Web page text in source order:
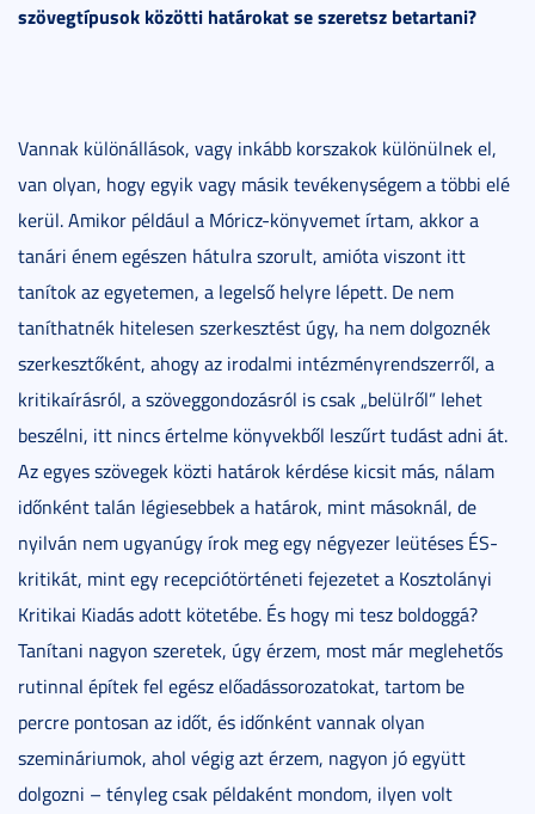
szövegtípusok közötti határokat se szeretsz betartani?
Vannak különállások, vagy inkább korszakok különülnek el,
van olyan, hogy egyik vagy másik tevékenységem a többi elé
kerül. Amikor például a Móricz-könyvemet írtam, akkor a
tanári énem egészen hátulra szorult, amióta viszont itt
tanítok az egyetemen, a legelső helyre lépett. De nem
taníthatnék hitelesen szerkesztést úgy, ha nem dolgoznék
szerkesztőként, ahogy az irodalmi intézményrendszerről, a
kritikaírásról, a szöveggondozásról is csak „belülről” lehet
beszélni, itt nincs értelme könyvekből leszűrt tudást adni át.
Az egyes szövegek közti határok kérdése kicsit más, nálam
időnként talán légiesebbek a határok, mint másoknál, de
nyilván nem ugyanúgy írok meg egy négyezer leütéses ÉS-
kritikát, mint egy recepciótörténeti fejezetet a Kosztolányi
Kritikai Kiadás adott kötetébe. És hogy mi tesz boldoggá?
Tanítani nagyon szeretek, úgy érzem, most már meglehetős
rutinnal építek fel egész előadássorozatokat, tartom be
percre pontosan az időt, és időnként vannak olyan
szemináriumok, ahol végig azt érzem, nagyon jó együtt
dolgozni – tényleg csak példaként mondom, ilyen volt